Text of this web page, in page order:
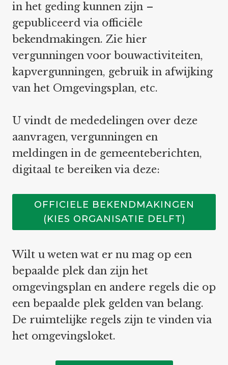
in het geding kunnen zijn –
gepubliceerd via officiële
bekendmakingen. Zie hier
vergunningen voor bouwactiviteiten,
kapvergunningen, gebruik in afwijking
van het Omgevingsplan, etc.
U vindt de mededelingen over deze
aanvragen, vergunningen en
meldingen in de gemeenteberichten,
digitaal te bereiken via deze:
OFFICIELE BEKENDMAKINGEN
(KIES ORGANISATIE DELFT)
Wilt u weten wat er nu mag op een
bepaalde plek dan zijn het
omgevingsplan en andere regels die op
een bepaalde plek gelden van belang.
De ruimtelijke regels zijn te vinden via
het omgevingsloket.